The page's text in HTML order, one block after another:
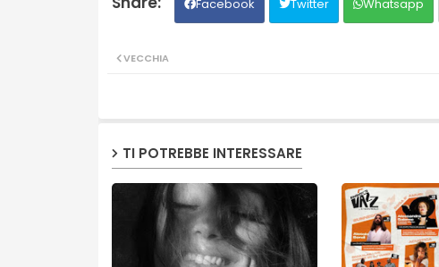
Facebook Twitter Whatsapp
VECCHIA
TI POTREBBE INTERESSARE